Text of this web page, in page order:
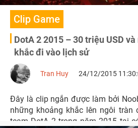
Clip Game
DotA 2 2015 – 30 triệu USD
khắc đi vào lịch sử
Tran Huy 24/12/2015
Đây là clip ngắn được làm bởi
những khoảng khắc lên ngôi tràn
team DotA 2 trong năm 2015 tại